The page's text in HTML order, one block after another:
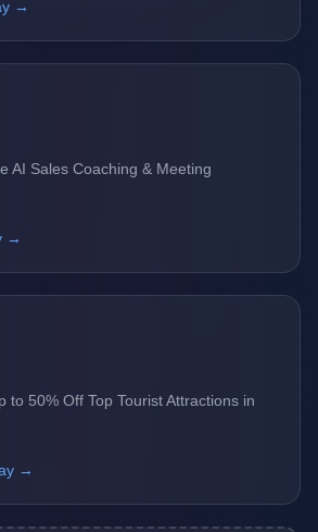
→
AI Sales Coaching & Meeting
→
to 50% Off Top Tourist Attractions in
→